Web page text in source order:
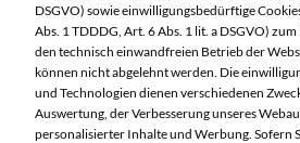
Telefon:03447
Markt
Öffnungszeiten
DSGVO) sowie einwilligungsbedürftige
Abs. 1 TDDDG, Art. 6 Abs. 1 lit. a DSGVO)
den technisch einwandfreien Betrieb der
können nicht abgelehnt werden. Die
und Technologien dienen verschiedenen
Auswertung, der Verbesserung unseres
personalisierter Inhalte und Werbung. Sofern